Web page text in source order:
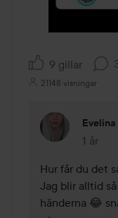
9 gillar
21148 visningar
Evelina
1 år
Hur får du det
Jag blir alltid
händerna 😂